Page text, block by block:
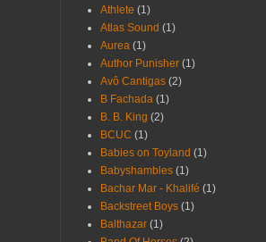
Athlete (1)
Atlas Sound (1)
Aurea (1)
Author Punisher (1)
Avô Cantigas (2)
B Fachada (1)
B. B. King (2)
BCUC (1)
Babies on Toyland (1)
Babyshambles (1)
Bachar Mar - Khalifé (1)
Backstreet Boys (1)
Balthazar (1)